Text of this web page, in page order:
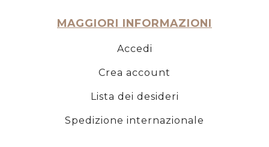
MAGGIORI INFORMAZIONI
Accedi
Crea account
Lista dei desideri
Spedizione internazionale